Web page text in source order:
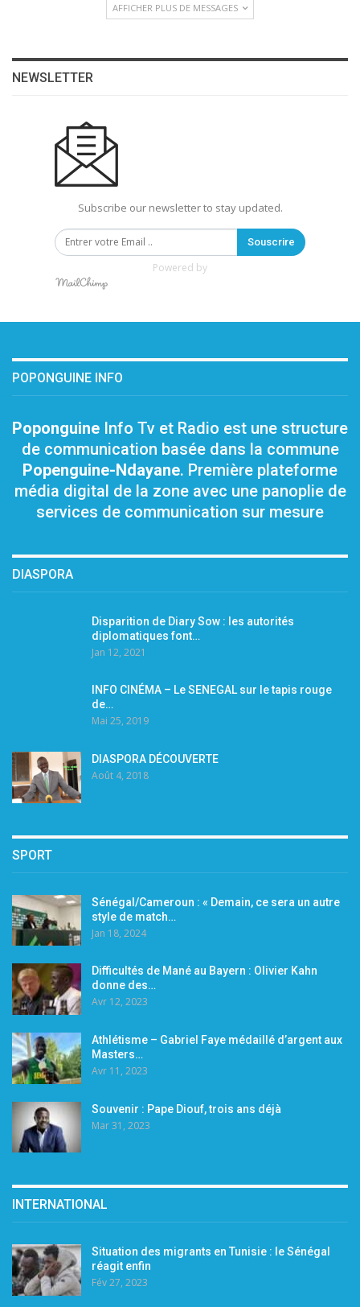
AFFICHER PLUS DE MESSAGES
NEWSLETTER
Subscribe our newsletter to stay updated.
Souscrire
Powered by
POPONGUINE INFO
Poponguine Info Tv et Radio est une structure
de communication basée dans la commune
Popenguine-Ndayane. Première plateforme
média digital de la zone avec une panoplie de
services de communication sur mesure
DIASPORA
Disparition de Diary Sow : les autorités
diplomatiques font…
Jan 12, 2021
INFO CINÉMA – Le SENEGAL sur le tapis rouge
de…
Mai 25, 2019
DIASPORA DÉCOUVERTE
Août 4, 2018
SPORT
Sénégal/Cameroun : « Demain, ce sera un autre
style de match…
Jan 18, 2024
Difficultés de Mané au Bayern : Olivier Kahn
donne des…
Avr 12, 2023
Athlétisme – Gabriel Faye médaillé d’argent aux
Masters…
Avr 11, 2023
Souvenir : Pape Diouf, trois ans déjà
Mar 31, 2023
INTERNATIONAL
Situation des migrants en Tunisie : le Sénégal
réagit enfin
Fév 27, 2023